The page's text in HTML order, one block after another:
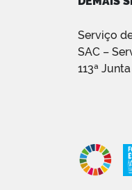
Serviço
SAC –
113ª